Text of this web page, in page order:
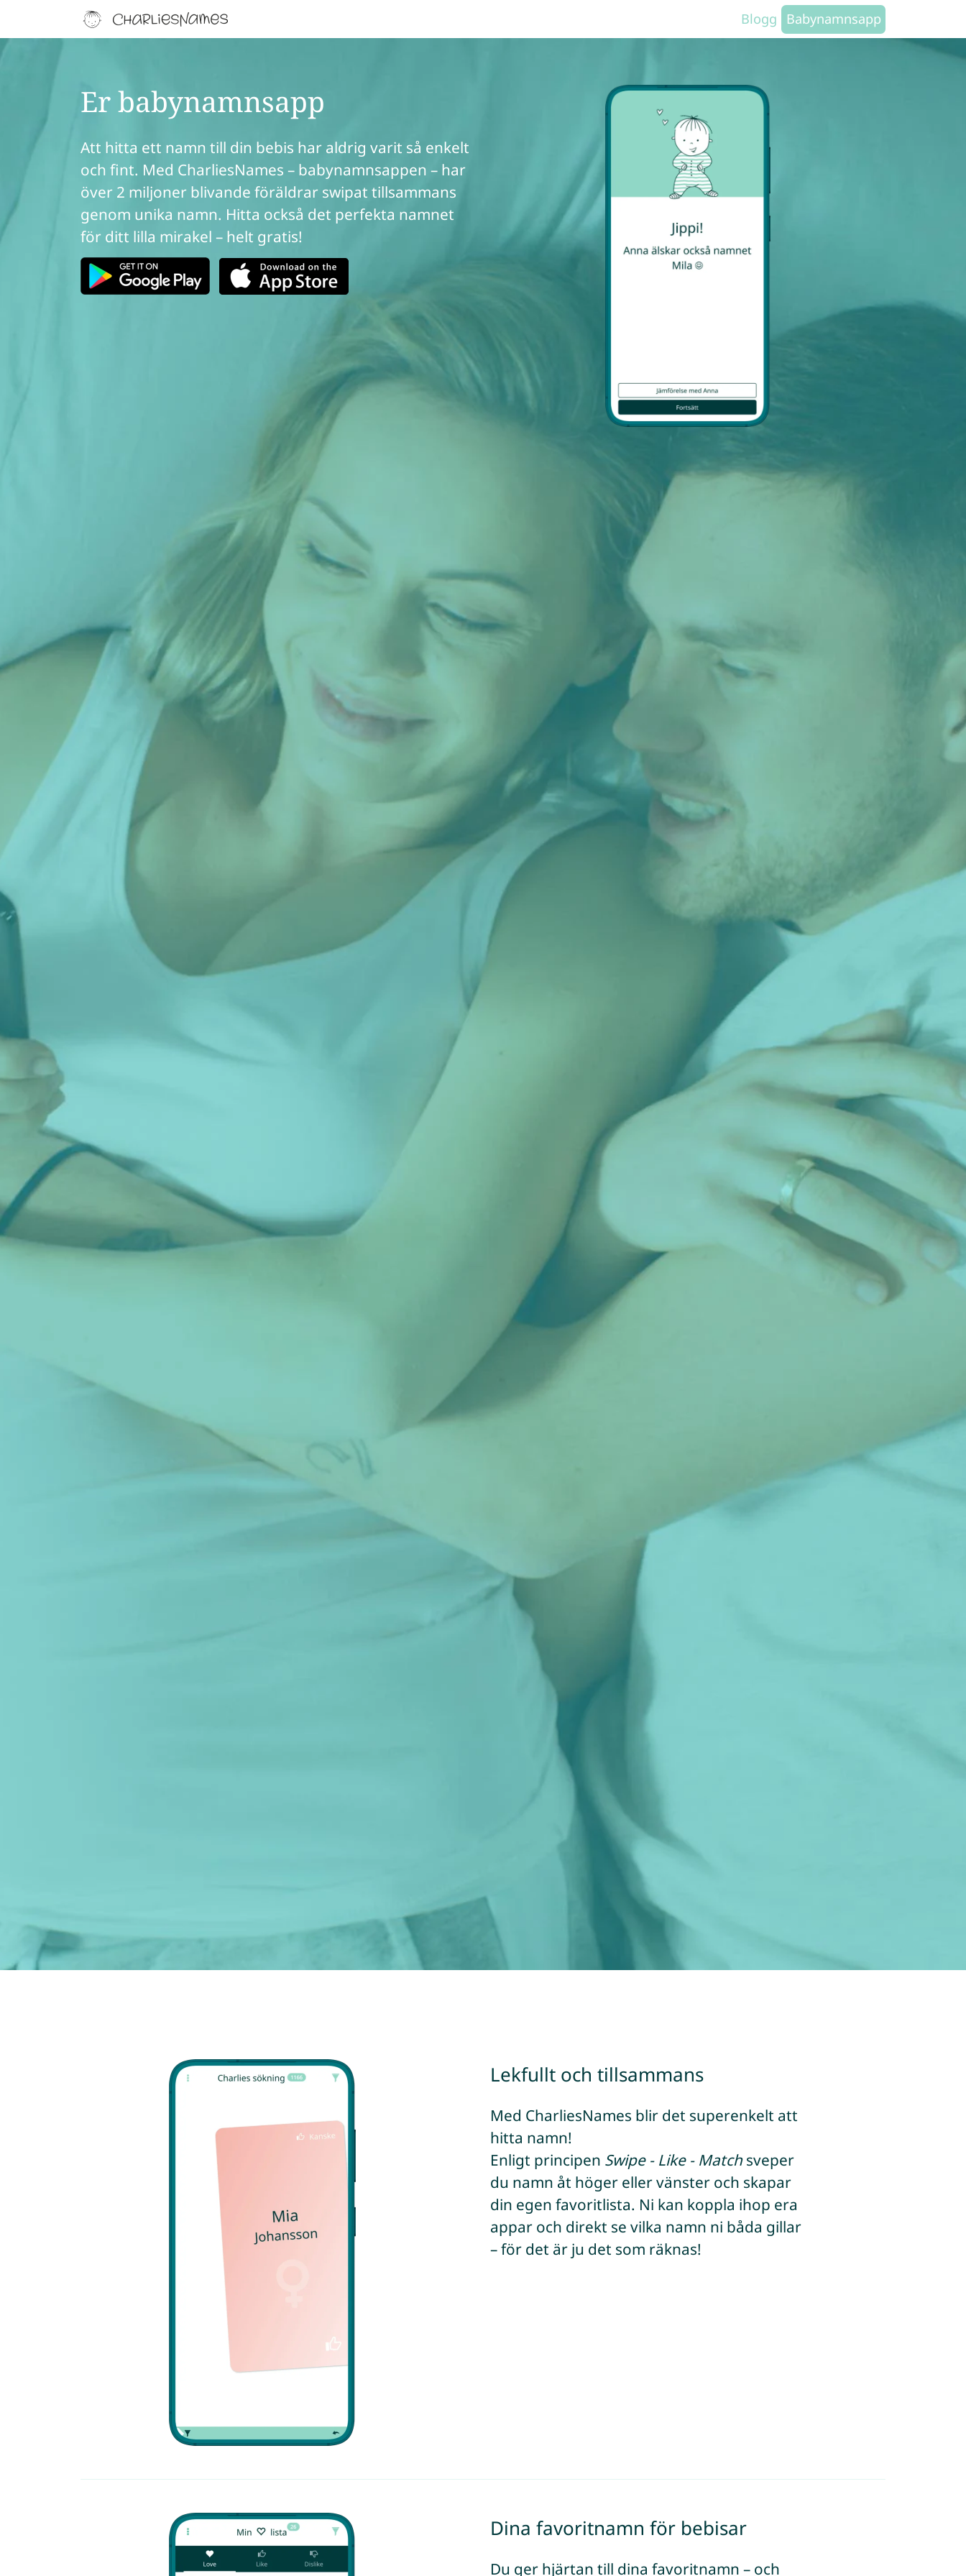
Blogg Babynamnsapp
Er babynamnsapp
Att hitta ett namn till din bebis har aldrig varit så enkelt
och fint. Med CharliesNames – babynamnsappen – har
över 2 miljoner blivande föräldrar swipat tillsammans
genom unika namn. Hitta också det perfekta namnet
för ditt lilla mirakel – helt gratis!
Lekfullt och tillsammans
Med CharliesNames blir det superenkelt att
hitta namn!
Enligt principen Swipe - Like - Matchsveper
du namn åt höger eller vänster och skapar
din egen favoritlista. Ni kan koppla ihop era
appar och direkt se vilka namn ni båda gillar
– för det är ju det som räknas!
Dina favoritnamn för bebisar
Du ger hjärtan till dina favoritnamn – och